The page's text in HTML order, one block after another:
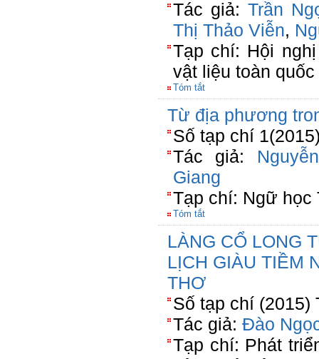
Tác giả: Trần
Thị Thảo Viễn,
Tạp chí: Hội
vật liệu toàn
Tóm tắt
Từ địa phương
Số tạp chí
Tác giả:
Giang
Tạp chí: Ngữ học
Tóm tắt
LÀNG CỔ LONG
LỊCH GIÀU TIỀM
THƠ
Số tạp chí (2015)
Tác giả: Đào
Tạp chí: Phát